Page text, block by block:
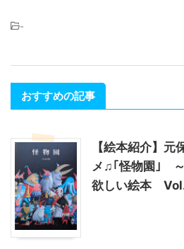
-
おすすめの記事
【絵本紹介】元
メ♫｢怪物園｣
欲しい絵本